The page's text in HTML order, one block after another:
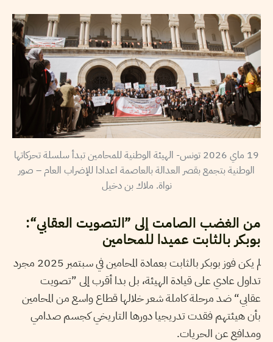
19 ماي 2026 تونس- الهيئة الوطنية للمحامين تبدأ سلسلة تحركاتها
الوطنية بتجمع بقصر العدالة بالعاصمة اعدادا للإضراب العام – صور
نواة. ملاك بن دخيل
من الغضب الصامت إلى ”التصويت العقابي“:
بوبكر بالثابت عميدا للمحامين
لم يكن فوز بوبكر بالثابت بعمادة المحامين في سبتمبر 2025 مجرد
تداول عادي على قيادة الهيئة، بل بدا أقرب إلى ”تصويت
عقابي“ ضد مرحلة كاملة شعر خلالها قطاع واسع من المحامين
بأن هيئتهم فقدت تدريجيا دورها التاريخي كجسم صدامي
ومدافع عن الحريات.